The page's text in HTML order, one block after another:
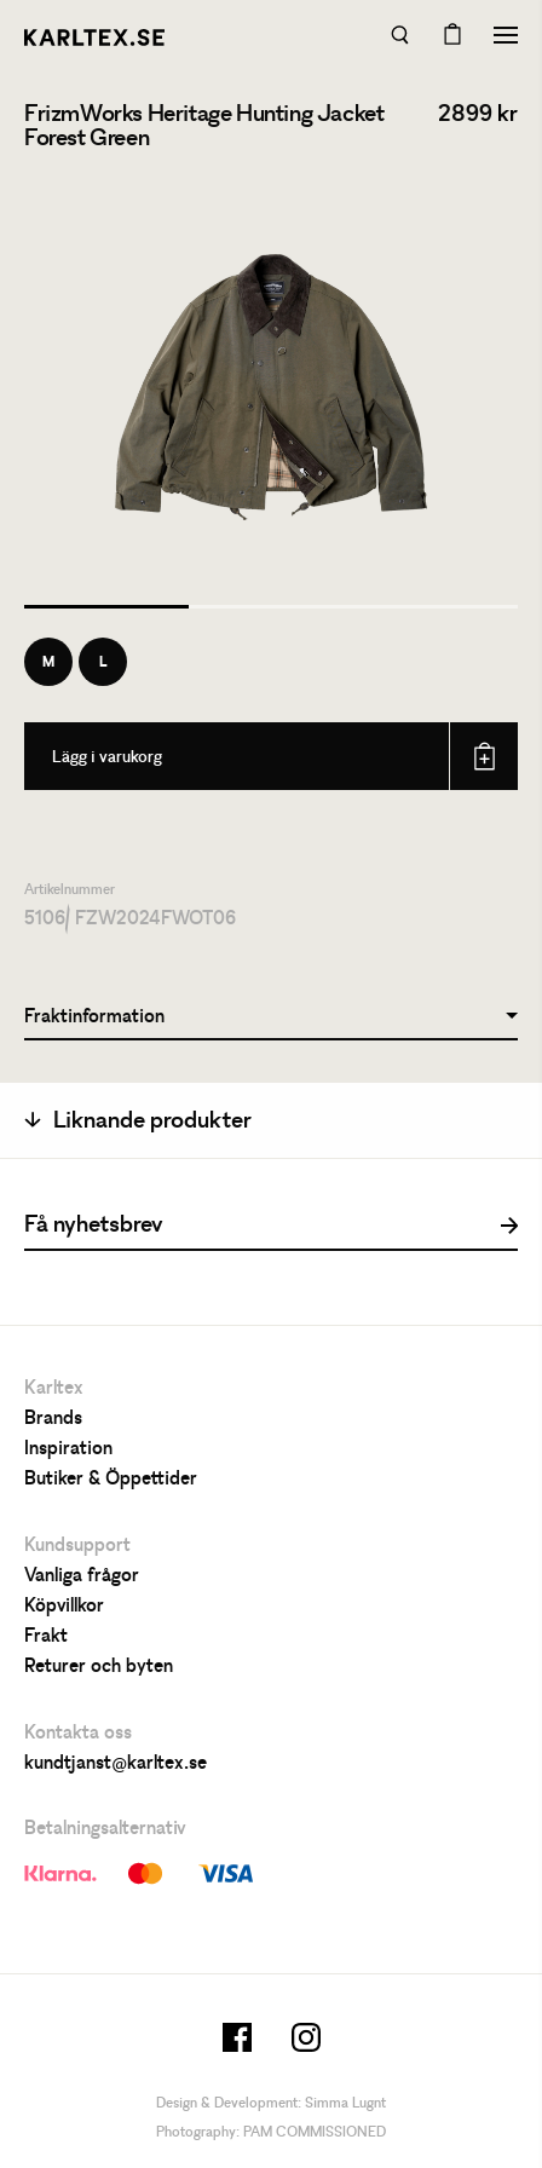
FrizmWorks Heritage Hunting Jacket
Forest Green
2899 kr
M L
Lägg i varukorg
Artikelnummer
5106/ FZW2024FWOT06
Fraktinformation
Liknande produkter
Karltex
Brands
Inspiration
Butiker & Öppettider
Kundsupport
Vanliga frågor
Köpvillkor
Frakt
Returer och byten
Kontakta oss
kundtjanst@karltex.se
Betalningsalternativ
Design & Development: Simma Lugnt
Photography: PAM COMMISSIONED